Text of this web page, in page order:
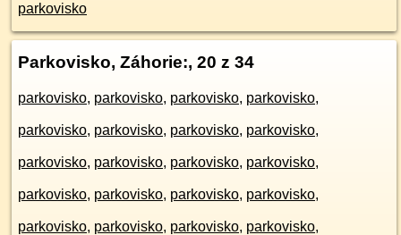
parkovisko
Parkovisko, Záhorie:, 20 z 34
parkovisko, parkovisko, parkovisko, parkovisko,
parkovisko, parkovisko, parkovisko, parkovisko,
parkovisko, parkovisko, parkovisko, parkovisko,
parkovisko, parkovisko, parkovisko, parkovisko,
parkovisko, parkovisko, parkovisko, parkovisko,